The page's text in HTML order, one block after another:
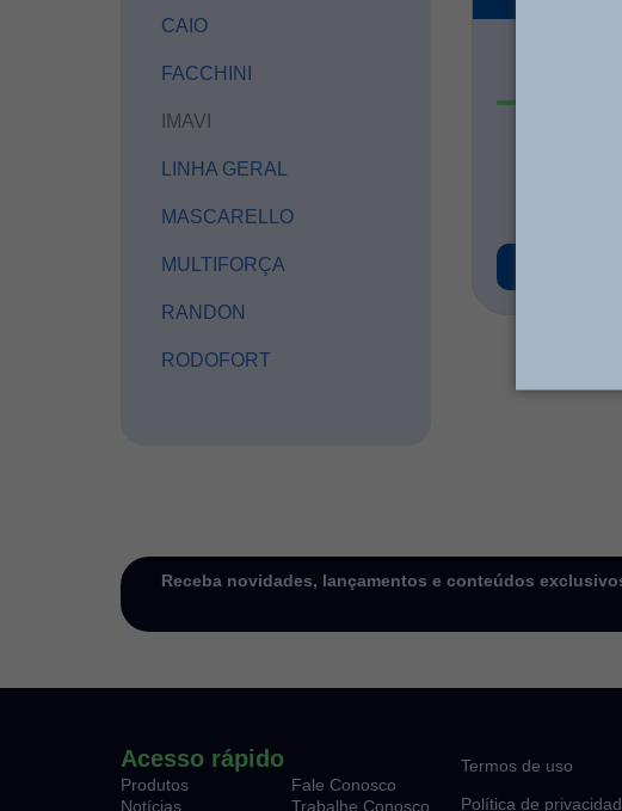
CAIO
FACCHINI
IMAVI
LINHA GERAL
MASCARELLO
MULTIFORÇA
RANDON
RODOFORT
Receba novidades, lançamentos e conteúdos
Acesso rápido
Produtos
Fale Conosco
Notícias
Trabalhe Conosco
Termos de uso
Política de